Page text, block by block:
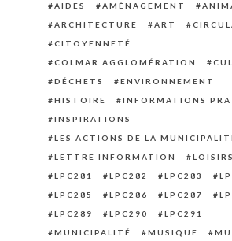
AIDES AMÉNAGEMENT
ARCHITECTURE
ART
CITOYENNETÉ
COLMAR AGGLOMÉRATION
DÉCHETS
ENVIRONNEMENT
HISTOIRE
INFORMATIONS
INSPIRATIONS
LES ACTIONS DE LA
LETTRE INFORMATION
LOISIRS
LPC281
LPC282 LPC283
LPC285
LPC286 LPC287
LPC289
LPC290
LPC291
MUNICIPALITÉ
MUSIQUE